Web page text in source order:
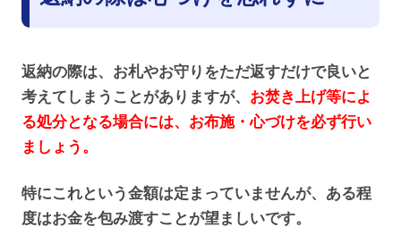
返納の際は、お札やお守りをただ返すだけで良いと
考えてしまうことがありますが、 お焚き上げ等によ
る処分となる場合には、お布施・心づけを必ず行い
ましょう。
特にこれという金額は定まっていませんが、ある程
度はお金を包み渡すことが望ましいです。